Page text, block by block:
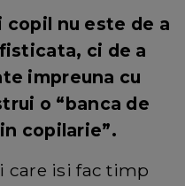
copil nu este de a
ci de a
impreuna cu
o “banca de
copilarie”.
care isi fac timp